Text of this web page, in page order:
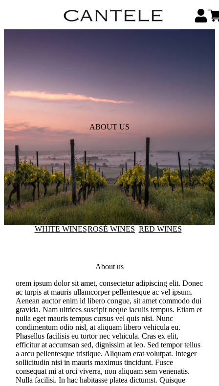
ABOUT US
WHITE WINESROSÉ WINES RED WINES
About us
orem ipsum dolor sit amet, consectetur adipiscing elit. Donec
ac turpis at mauris ullamcorper pellentesque ac vel ipsum.
Aenean auctor enim id libero congue, sit amet commodo dui
gravida. Nam ultrices suscipit neque iaculis tempus. Etiam et
nulla eget mauris tempus cursus vel quis nisi. Nunc
condimentum odio nisl, at aliquam libero vehicula eu.
Phasellus facilisis eu tortor nec vehicula. Cras ex elit,
efficitur at accumsan sed, dignissim at leo. Sed tempor tellus
a arcu pellentesque tristique. Aliquam erat volutpat. Integer
sollicitudin nisi in mauris maximus tincidunt. Fusce
consequat mi at orci viverra, non aliquam sem venenatis.
Nulla facilisi. In hac habitasse platea dictumst. Quisque